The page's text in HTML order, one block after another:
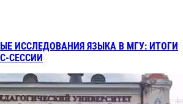
ИССЛЕДОВАНИЯ ЯЗЫКА В МГУ: ИТОГИ
СЕССИИ